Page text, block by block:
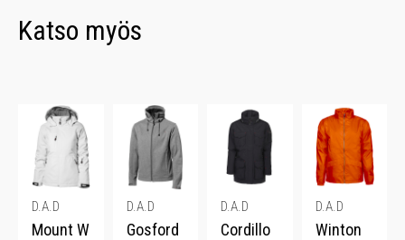
Katso myös
D.A.D
Mount W
D.A.D
Gosford
D.A.D
Cordillo
D.A.D
Winton